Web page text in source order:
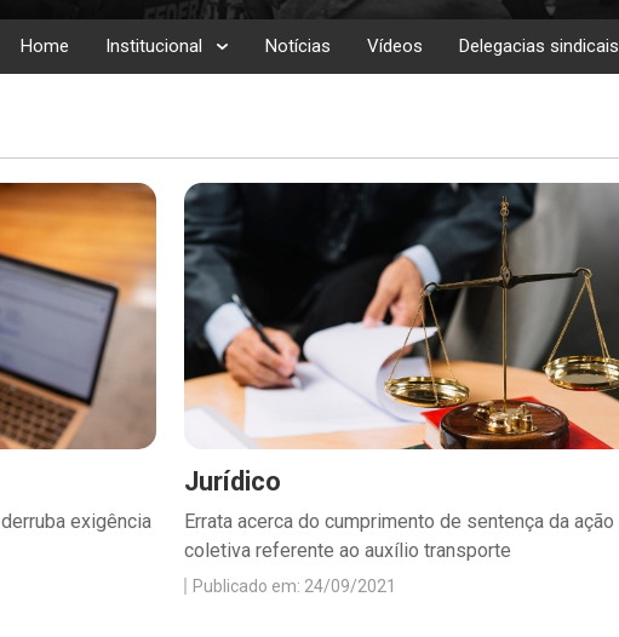
Home Institucional Notícias Vídeos Delegacias sindicais
exigência
Jurídico
Errata acerca do cumprimento de sentença da ação
coletiva referente ao auxílio transporte
Publicado em: 24/09/2021